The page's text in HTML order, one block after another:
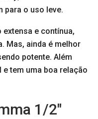
para o uso leve.
extensa e contínua,
Mas, ainda é melhor
potente. Além
tem uma boa relação
1/2″